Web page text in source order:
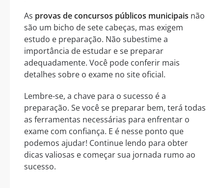
As provas de concursos públicos municipais não
são um bicho de sete cabeças, mas exigem
estudo e preparação. Não subestime a
importância de estudar e se preparar
adequadamente. Você pode conferir mais
detalhes sobre o exame no site oficial.
Lembre-se, a chave para o sucesso é a
preparação. Se você se preparar bem, terá todas
as ferramentas necessárias para enfrentar o
exame com confiança. E é nesse ponto que
podemos ajudar! Continue lendo para obter
dicas valiosas e começar sua jornada rumo ao
sucesso.